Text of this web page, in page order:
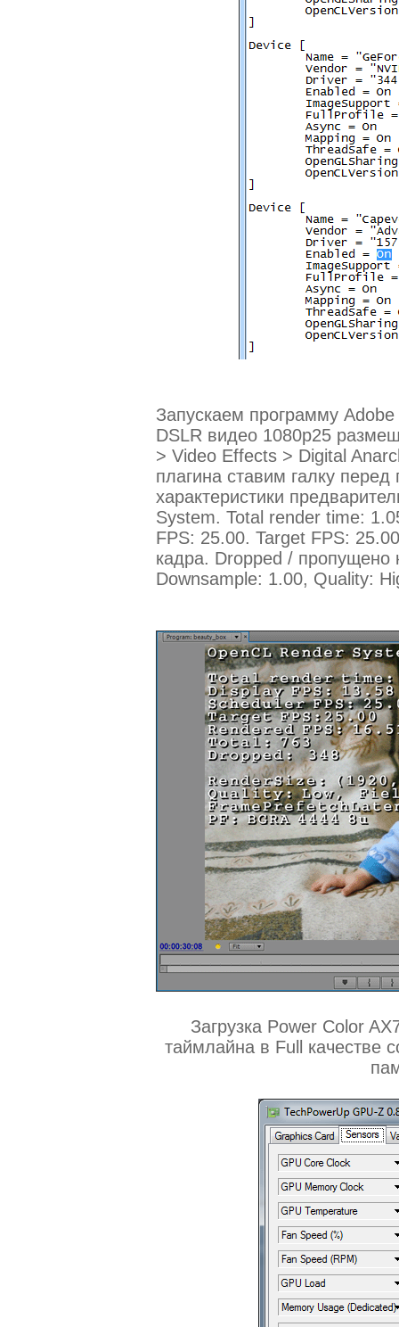
Запускаем программу
DSLR видео 1080p25
> Video Effects > Digital
плагина ставим галку
характеристики
System. Total render time:
FPS: 25.00. Target FPS:
кадра. Dropped / пропущено
Downsample: 1.00, Quality:
Загрузка Power Color
таймлайна в Full качестве